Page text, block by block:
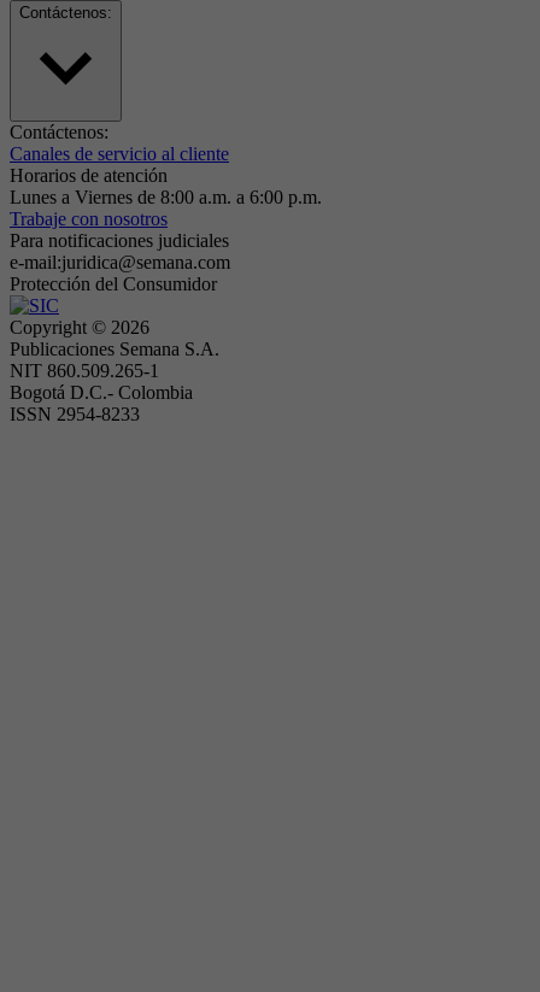
Contáctenos:
Contáctenos:
Canales de servicio al cliente
Horarios de atención
Lunes a Viernes de 8:00 a.m. a 6:00 p.m.
Trabaje con nosotros
Para notificaciones judiciales
e-mail:juridica@semana.com
Protección del Consumidor
Copyright © 2026
Publicaciones Semana S.A.
NIT 860.509.265-1
Bogotá D.C.- Colombia
ISSN 2954-8233